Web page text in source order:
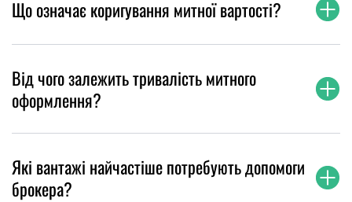
Що означає коригування митної вартості?
Від чого залежить тривалість митного
оформлення?
Які вантажі найчастіше потребують допомоги
брокера?